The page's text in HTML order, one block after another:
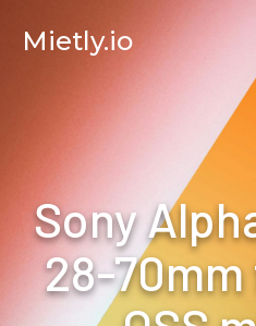
Mietly.io
Sony
28-